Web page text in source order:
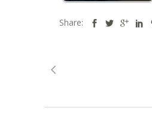
Share: